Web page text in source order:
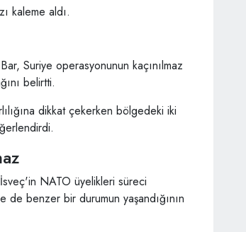
kaleme aldı.
Suriye operasyonunun kaçınılmaz
belirtti.
dikkat çekerken bölgedeki iki
İsveç'in NATO üyelikleri süreci
de benzer bir durumun yaşandığının